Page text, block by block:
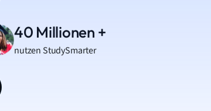
40 Millionen +
nutzen StudySmarter